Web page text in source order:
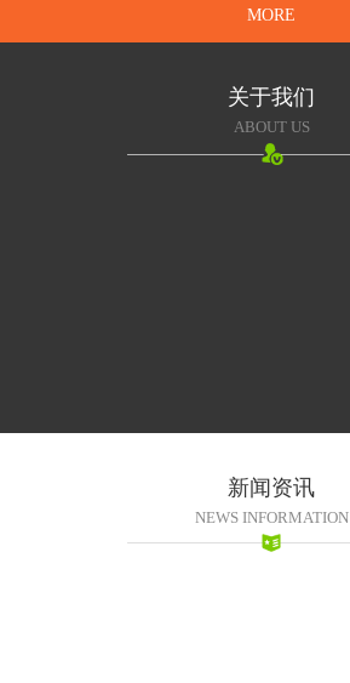
MORE
关于我们
ABOUT US
新闻资讯
NEWS INFORMATION